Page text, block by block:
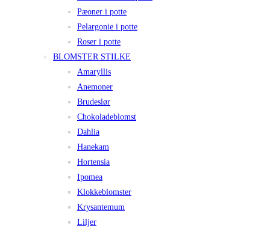
Pæoner i potte
Pelargonie i potte
Roser i potte
BLOMSTER STILKE
Amaryllis
Anemoner
Brudeslør
Chokoladeblomst
Dahlia
Hanekam
Hortensia
Ipomea
Klokkeblomster
Krysantemum
Liljer